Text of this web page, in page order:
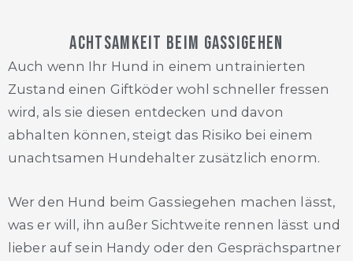
Achtsamkeit beim Gassigehen
Auch wenn Ihr Hund in einem untrainierten
Zustand einen Giftköder wohl schneller fressen
wird, als sie diesen entdecken und davon
abhalten können, steigt das Risiko bei einem
unachtsamen Hundehalter zusätzlich enorm.
Wer den Hund beim Gassiegehen machen lässt,
was er will, ihn außer Sichtweite rennen lässt und
lieber auf sein Handy oder den Gesprächspartner